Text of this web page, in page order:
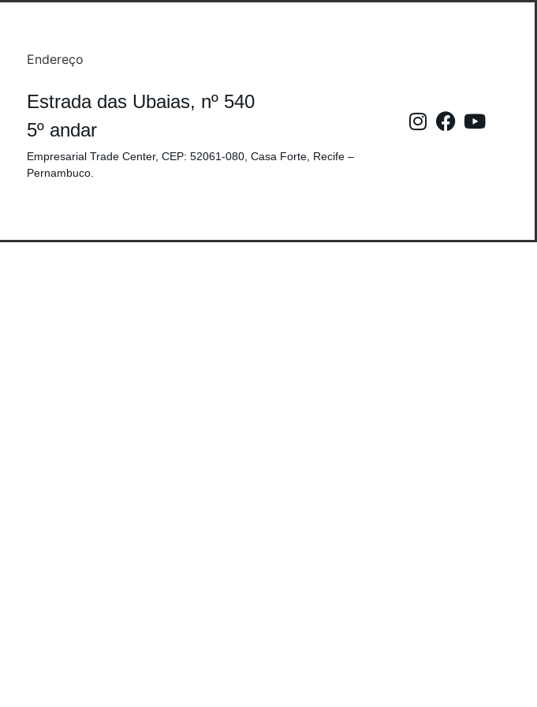
Endereço
Estrada das Ubaias, nº 540
5º andar
Empresarial Trade Center, CEP: 52061-080, Casa Forte, Recife –
Pernambuco.